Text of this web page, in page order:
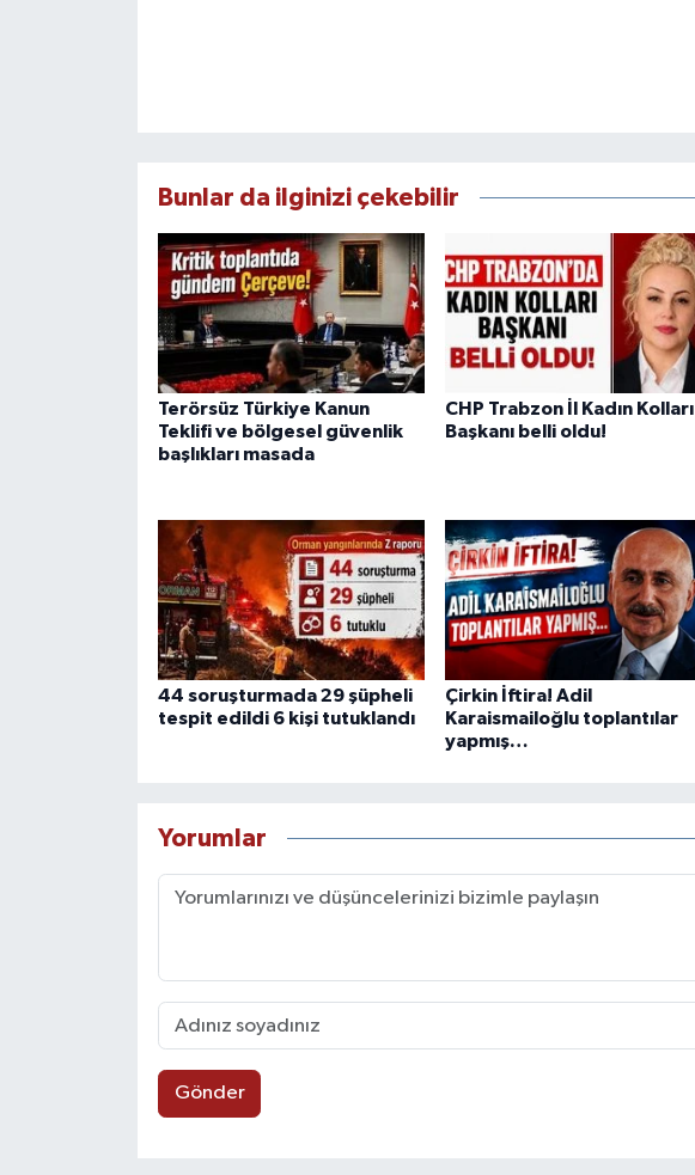
Bunlar da ilginizi çekebilir
Terörsüz Türkiye Kanun
Teklifi ve bölgesel güvenlik
başlıkları masada
CHP Trabzon İl Kadın Kolları
Başkanı belli oldu!
44 soruşturmada 29 şüpheli
tespit edildi 6 kişi tutuklandı
Çirkin İftira! Adil
Karaismailoğlu toplantılar
yapmış…
Yorumlar
Gönder